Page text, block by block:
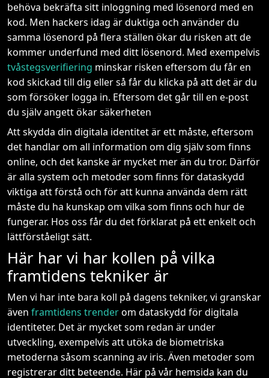
behöva bekräfta sitt inloggning med lösenord med en
kod. Men hackers idag är duktiga och använder du
samma lösenord på flera ställen ökar du risken att de
kommer underfund med ditt lösenord. Med exempelvis
tvåstegsverifiering minskar risken eftersom du får en
kod skickad till dig eller så får du klicka på att det är du
som försöker logga in. Eftersom det går till en e-post
du själv angett ökar säkerheten
Att skydda din digitala identitet är ett måste, eftersom
det handlar om all information om dig själv som finns
online, och det kanske är mycket mer än du tror. Därför
är alla system och metoder som finns för dataskydd
viktiga att förstå och för att kunna använda dem rätt
måste du ha kunskap om vilka som finns och hur de
fungerar. Hos oss får du det förklarat på ett enkelt och
lättförståeligt sätt.
Här har vi har kollen på vilka
framtidens tekniker är
Men vi har inte bara koll på dagens tekniker, vi granskar
även framtidens trenderom dataskydd för digitala
identiteter. Det är mycket som redan är under
utveckling, exempelvis att utöka de biometriska
metoderna såsom scanning av iris. Även metoder som
registrerar ditt beteende. Här på vår hemsida kan du